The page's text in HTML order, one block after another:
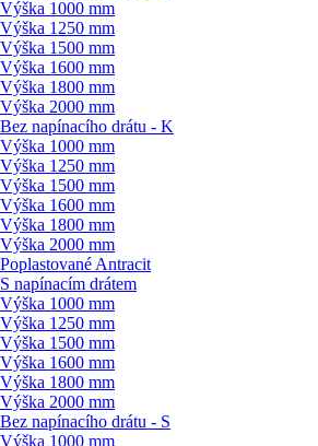
Výška 1000 mm
Výška 1250 mm
Výška 1500 mm
Výška 1600 mm
Výška 1800 mm
Výška 2000 mm
Bez napínacího drátu - K
Výška 1000 mm
Výška 1250 mm
Výška 1500 mm
Výška 1600 mm
Výška 1800 mm
Výška 2000 mm
Poplastované Antracit
S napínacím drátem
Výška 1000 mm
Výška 1250 mm
Výška 1500 mm
Výška 1600 mm
Výška 1800 mm
Výška 2000 mm
Bez napínacího drátu - S
Výška 1000 mm